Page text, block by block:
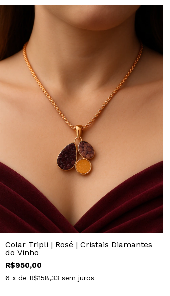
Colar Tripli | Rosé | Cristais Diamantes
do Vinho
R$950,00
6 x de R$158,33 sem juros